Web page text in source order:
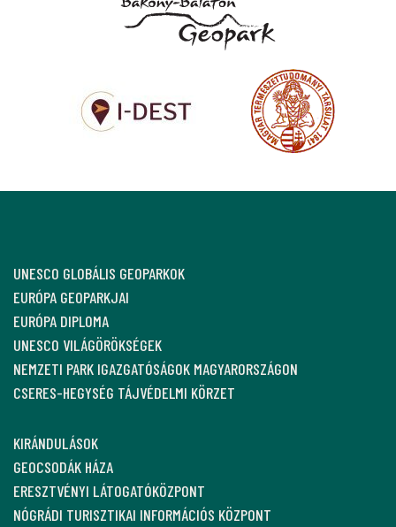
UNESCO GLOBÁLIS GEOPARKOK
EURÓPA GEOPARKJAI
EURÓPA DIPLOMA
UNESCO VILÁGÖRÖKSÉGEK
NEMZETI PARK IGAZGATÓSÁGOK MAGYARORSZÁGON
CSERES-HEGYSÉG TÁJVÉDELMI KÖRZET
KIRÁNDULÁSOK
GEOCSODÁK HÁZA
ERESZTVÉNYI LÁTOGATÓKÖZPONT
NÓGRÁDI TURISZTIKAI INFORMÁCIÓS KÖZPONT